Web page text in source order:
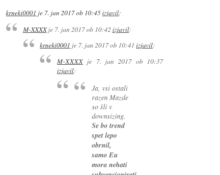
krneki0001 je 7. jan 2017 ob 10:45izjavil:
M-XXXXje 7. jan 2017 ob 10:42 izjavil:
krneki0001 je 7. jan 2017 ob 10:41 izjavil:
M-XXXXje 7. jan 2017 ob 10:37
izjavil:
Ja, vsi ostali
razen Mazde
so šli v
downsizing.
Se bo trend
spet lepo
obrnil,
samo Eu
mora nehati